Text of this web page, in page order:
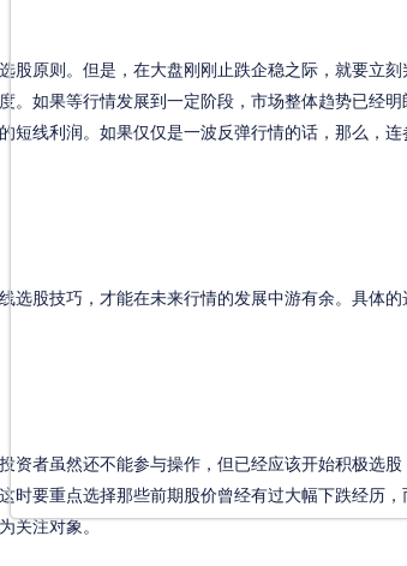
股原则。但是，在大盘刚刚止跌企稳之际，就要立刻
。如果等行情发展到一定阶段，市场整体趋势已经明
短线利润。如果仅仅是一波反弹行情的话，那么，连
股技巧，才能在未来行情的发展中游有余。具体的
者虽然还不能参与操作，但已经应该开始积极选股
时要重点选择那些前期股价曾经有过大幅下跌经历，
关注对象。